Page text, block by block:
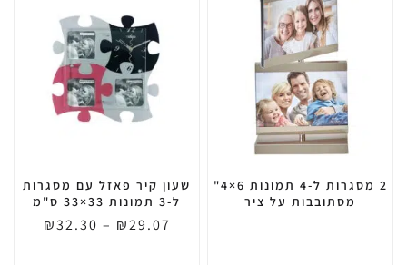
2 מסגרות ל-4 תמונות 6×4"
מסתובבות על ציר
שעון קיר פאזל עם מסגרות
ל-3 תמונות 33×33 ס"מ
₪29.07
–
₪32.30